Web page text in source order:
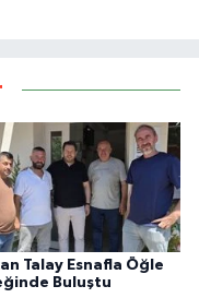
Talay Esnafla Öğle
Buluştu